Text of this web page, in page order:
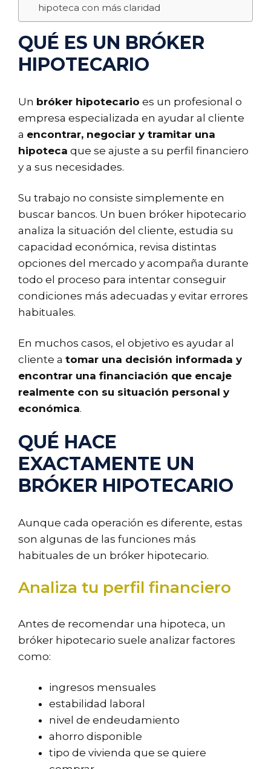
hipoteca con más claridad
QUÉ ES UN BRÓKER
HIPOTECARIO
Un bróker hipotecario es un profesional o
empresa especializada en ayudar al cliente
a encontrar, negociar y tramitar una
hipoteca que se ajuste a su perfil financiero
y a sus necesidades.
Su trabajo no consiste simplemente en
buscar bancos. Un buen bróker hipotecario
analiza la situación del cliente, estudia su
capacidad económica, revisa distintas
opciones del mercado y acompaña durante
todo el proceso para intentar conseguir
condiciones más adecuadas y evitar errores
habituales.
En muchos casos, el objetivo es ayudar al
cliente a tomar una decisión informada y
encontrar una financiación que encaje
realmente con su situación personal y
económica.
QUÉ HACE
EXACTAMENTE UN
BRÓKER HIPOTECARIO
Aunque cada operación es diferente, estas
son algunas de las funciones más
habituales de un bróker hipotecario.
Analiza tu perfil financiero
Antes de recomendar una hipoteca, un
bróker hipotecario suele analizar factores
como:
ingresos mensuales
estabilidad laboral
nivel de endeudamiento
ahorro disponible
tipo de vivienda que se quiere